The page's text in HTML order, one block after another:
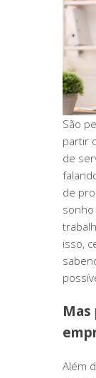
São
partir
de
de
isso,
Além